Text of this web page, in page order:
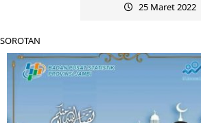
25 Maret 2022
SOROTAN